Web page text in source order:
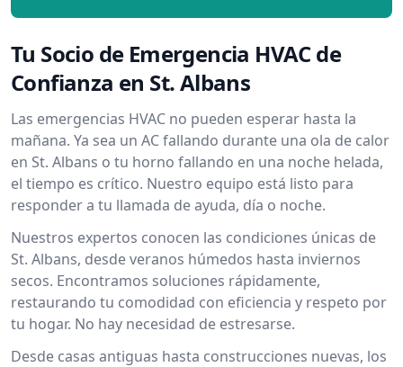
Tu Socio de Emergencia HVAC de
Confianza en St. Albans
Las emergencias HVAC no pueden esperar hasta la
mañana. Ya sea un AC fallando durante una ola de calor
en St. Albans o tu horno fallando en una noche helada,
el tiempo es crítico. Nuestro equipo está listo para
responder a tu llamada de ayuda, día o noche.
Nuestros expertos conocen las condiciones únicas de
St. Albans, desde veranos húmedos hasta inviernos
secos. Encontramos soluciones rápidamente,
restaurando tu comodidad con eficiencia y respeto por
tu hogar. No hay necesidad de estresarse.
Desde casas antiguas hasta construcciones nuevas, los